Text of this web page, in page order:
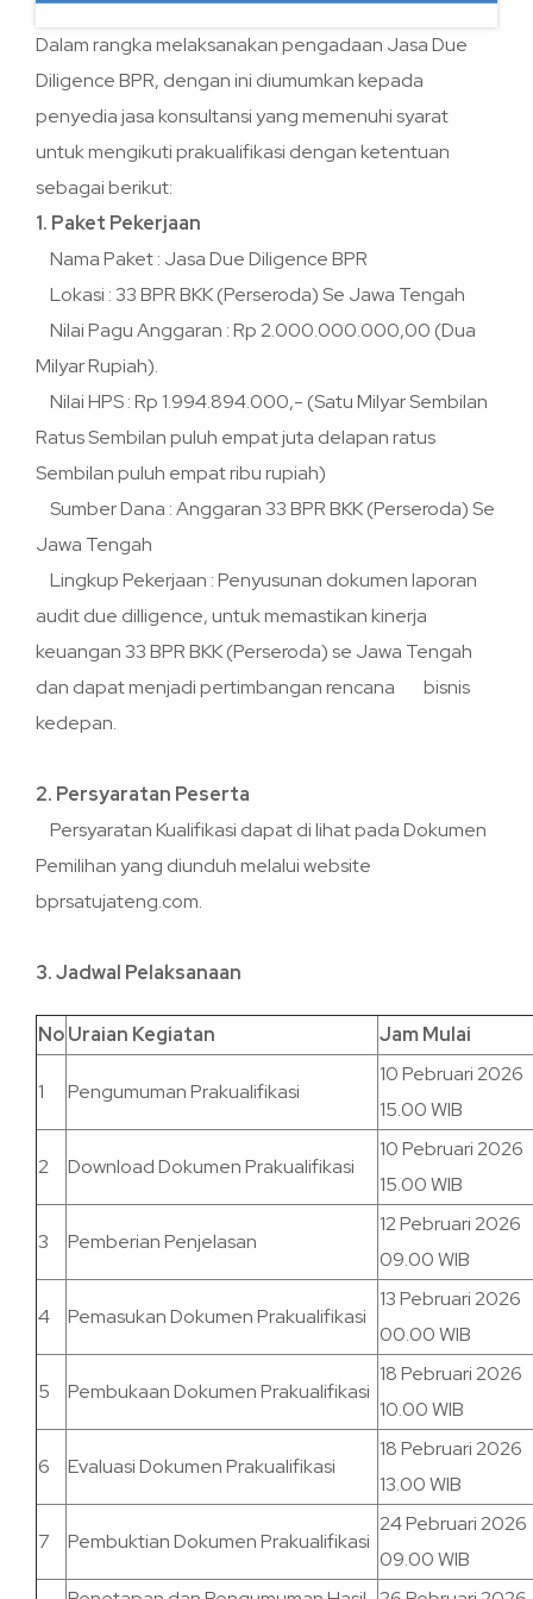
Dalam rangka melaksanakan pengadaan Jasa Due
Diligence BPR, dengan ini diumumkan kepada
penyedia jasa konsultansi yang memenuhi syarat
untuk mengikuti prakualifikasi dengan ketentuan
sebagai berikut:
1. Paket Pekerjaan
Nama Paket : Jasa Due Diligence BPR
Lokasi : 33 BPR BKK (Perseroda) Se Jawa Tengah
Nilai Pagu Anggaran : Rp 2.000.000.000,00 (Dua
Milyar Rupiah).
Nilai HPS : Rp 1.994.894.000,- (Satu Milyar Sembilan
Ratus Sembilan puluh empat juta delapan ratus
Sembilan puluh empat ribu rupiah)
Sumber Dana : Anggaran 33 BPR BKK (Perseroda) Se
Jawa Tengah
Lingkup Pekerjaan : Penyusunan dokumen laporan
audit due dilligence, untuk memastikan kinerja
keuangan 33 BPR BKK (Perseroda) se Jawa Tengah
dan dapat menjadi pertimbangan rencana bisnis
kedepan.
2. Persyaratan Peserta
Persyaratan Kualifikasi dapat di lihat pada Dokumen
Pemilihan yang diunduh melalui website
bprsatujateng.com.
3. Jadwal Pelaksanaan
NoUraian Kegiatan Jam Mulai
1 Pengumuman Prakualifikasi
10 Pebruari 2026
15.00 WIB
2 Download Dokumen Prakualifikasi
10 Pebruari 2026
15.00 WIB
3 Pemberian Penjelasan
12 Pebruari 2026
09.00 WIB
4 Pemasukan Dokumen Prakualifikasi
13 Pebruari 2026
00.00 WIB
5 Pembukaan Dokumen Prakualifikasi
18 Pebruari 2026
10.00 WIB
6 Evaluasi Dokumen Prakualifikasi
18 Pebruari 2026
13.00 WIB
7 Pembuktian Dokumen Prakualifikasi
24 Pebruari 2026
09.00 WIB